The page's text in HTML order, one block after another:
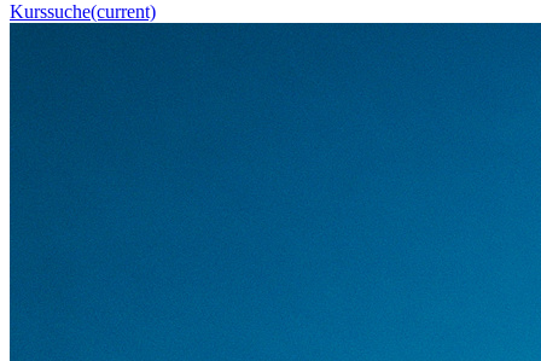
Kurssuche(current)